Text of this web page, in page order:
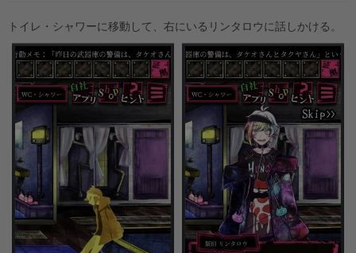
トイレ・シャワーに移動して、右にいるリンタロウに話しかける。